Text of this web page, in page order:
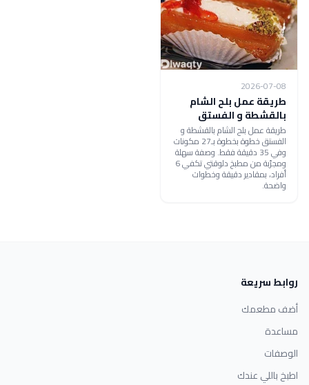
2026-07-08
طريقة عمل بلح الشام
بالقشطة و الفستق
طريقة عمل بلح الشام بالقشطة و
الفستق خطوة بخطوة بـ27 مكونات
وفي 35 دقيقة فقط. وصفة سهلة
ومجرّبة من مطبخ دلوقتي تكفي 6
أفراد، بمقادير دقيقة وخطوات
واضحة.
روابط سريعة
أضف مطعمك
مساعدة
الوصفات
اطبخ باللي عندك